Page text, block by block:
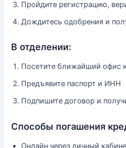
Пройдите регистрацию,
Дождитесь одобрения и
В отделении:
Посетите ближайший офис
Предъявите паспорт и ИНН
Подпишите договор и
Способы погашения